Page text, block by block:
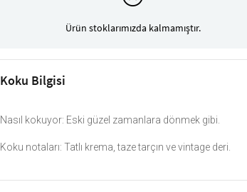
Ürün stoklarımızda kalmamıştır.
Koku Bilgisi
Nasıl kokuyor: Eski güzel zamanlara dönmek gibi.
Koku notaları: Tatlı krema, taze tarçın ve vintage deri.